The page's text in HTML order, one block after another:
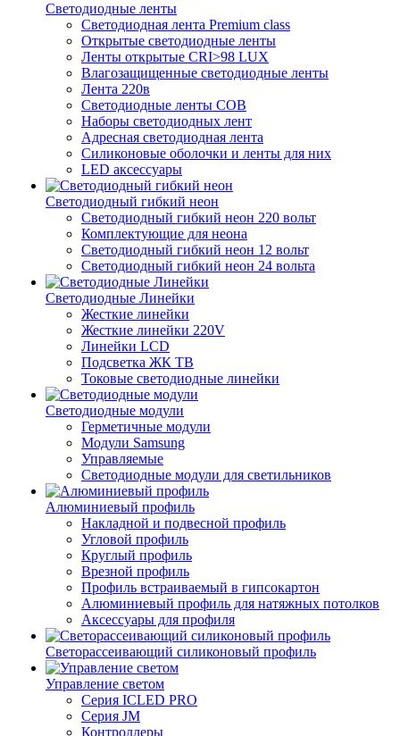
Светодиодные ленты
Светодиодная лента Premium class
Открытые светодиодные ленты
Ленты открытые CRI>98 LUX
Влагозащищенные светодиодные ленты
Лента 220в
Светодиодные ленты COB
Наборы светодиодных лент
Адресная светодиодная лента
Силиконовые оболочки и ленты для них
LED аксессуары
Светодиодный гибкий неон
Светодиодный гибкий неон 220 вольт
Комплектующие для неона
Светодиодный гибкий неон 12 вольт
Светодиодный гибкий неон 24 вольта
Светодиодные Линейки
Жесткие линейки
Жесткие линейки 220V
Линейки LCD
Подсветка ЖК ТВ
Токовые светодиодные линейки
Светодиодные модули
Герметичные модули
Модули Samsung
Управляемые
Светодиодные модули для светильников
Алюминиевый профиль
Накладной и подвесной профиль
Угловой профиль
Круглый профиль
Врезной профиль
Профиль встраиваемый в гипсокартон
Алюминиевый профиль для натяжных потолков
Аксессуары для профиля
Светорассеивающий силиконовый профиль
Управление светом
Серия ICLED PRO
Серия JM
Контроллеры